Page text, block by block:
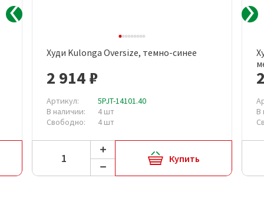
Худи Kulonga Oversize, темно-синее
2 914 ₽
Артикул:
5PJT-14101.40
В наличии:
4 шт
Свободно:
4 шт
Купить
В